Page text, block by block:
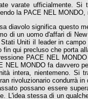
varate ufficialmente.
la PACE NEL MONDO,
diavolo significa questo
di un uomo d'affari di
Uniti il leader in
qui precluso che porta
PACE NEL
NEL MONDO fa davvero
intera, nientemeno.
rivoluzionario condurrà in
possano essere
L'idea stessa di un